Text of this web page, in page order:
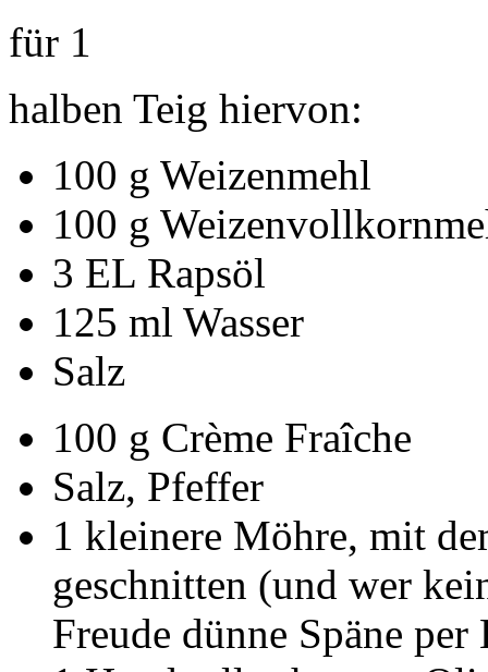
für 1
halben Teig hiervon:
100 g Weizenmehl
100 g
3 EL Rapsöl
125 ml Wasser
Salz
100 g Crème Fraîche
Salz, Pfeffer
1 kleinere Möhre, mit
geschnitten (und wer
Freude dünne Späne